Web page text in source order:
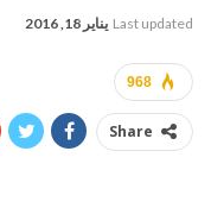
Last updated يناير 18, 2016
968
Share